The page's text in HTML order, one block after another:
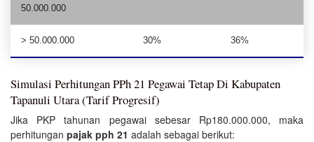
50.000.000
> 50.000.000 30% 36%
Simulasi Perhitungan PPh 21 Pegawai Tetap Di Kabupaten
Tapanuli Utara (Tarif Progresif)
Jika PKP tahunan pegawai sebesar Rp180.000.000, maka
perhitungan pajak pph 21 adalah sebagai berikut: